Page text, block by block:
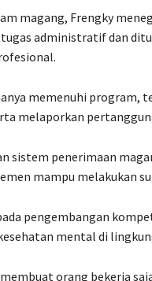
magang, Frengky
administratif dan
memenuhi program,
melaporkan
sistem penerimaan
mampu melakukan
pengembangan
mental di
orang bekerja